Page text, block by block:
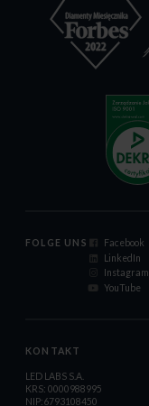
FOLGE UNS
Facebook
LinkedIn
Instagram
YouTube
KONTAKT
LED LABS S.A.
KRS: 0000988995
NIP:6793108450